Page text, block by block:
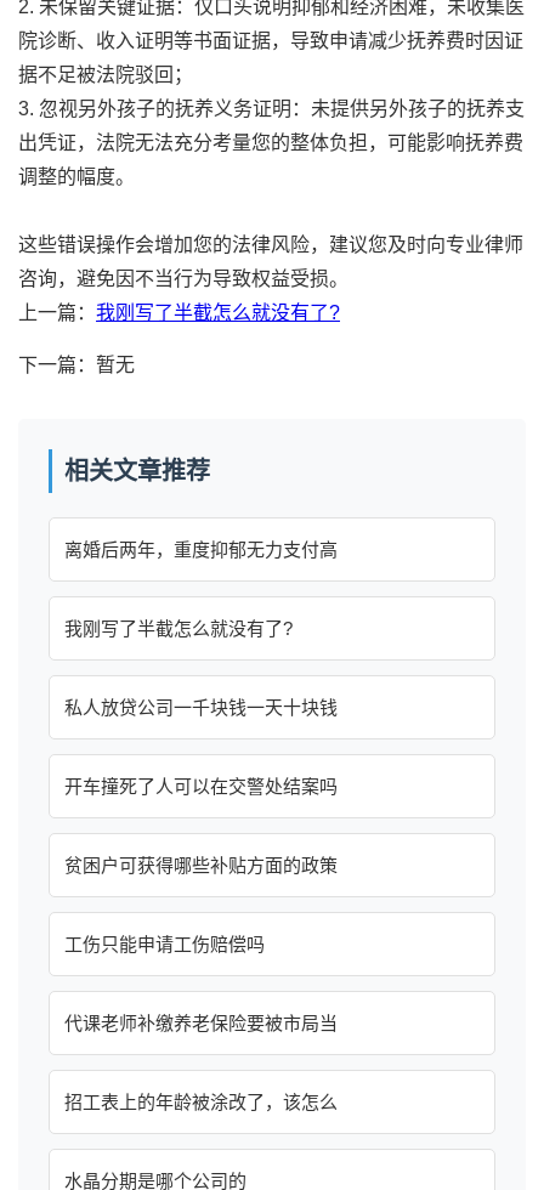
2. 未保留关键证据：仅口头说明抑郁和经济困难，未收集医
院诊断、收入证明等书面证据，导致申请减少抚养费时因证
据不足被法院驳回；
3. 忽视另外孩子的抚养义务证明：未提供另外孩子的抚养支
出凭证，法院无法充分考量您的整体负担，可能影响抚养费
调整的幅度。
这些错误操作会增加您的法律风险，建议您及时向专业律师
咨询，避免因不当行为导致权益受损。
上一篇： 我刚写了半截怎么就没有了?
下一篇：暂无
相关文章推荐
离婚后两年，重度抑郁无力支付高
我刚写了半截怎么就没有了?
私人放贷公司一千块钱一天十块钱
开车撞死了人可以在交警处结案吗
贫困户可获得哪些补贴方面的政策
工伤只能申请工伤赔偿吗
代课老师补缴养老保险要被市局当
招工表上的年龄被涂改了，该怎么
水晶分期是哪个公司的